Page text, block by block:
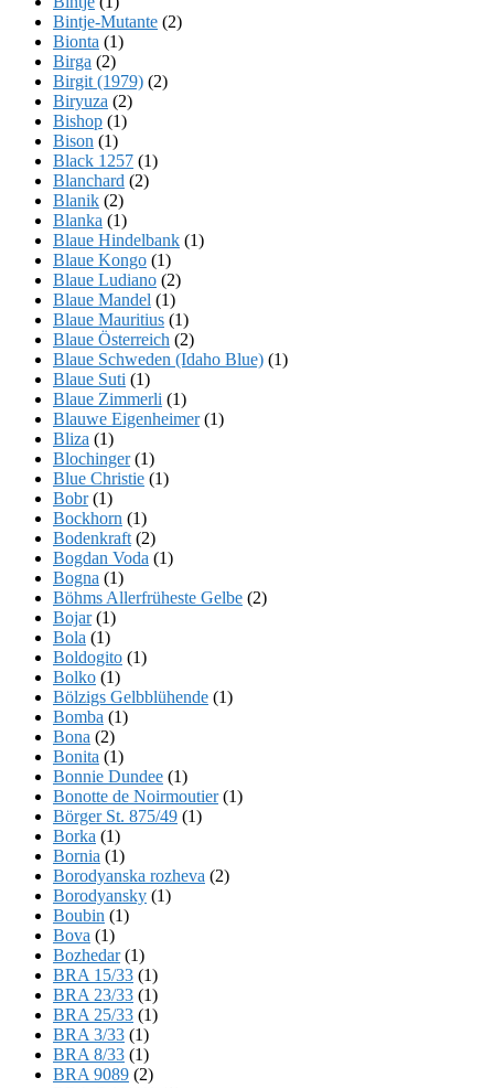
Bintje-Mutante (2)
Bionta (1)
Birga (2)
Birgit (1979) (2)
Biryuza (2)
Bishop (1)
Bison (1)
Black 1257 (1)
Blanchard (2)
Blanik (2)
Blanka (1)
Blaue Hindelbank (1)
Blaue Kongo (1)
Blaue Ludiano (2)
Blaue Mandel (1)
Blaue Mauritius (1)
Blaue Österreich (2)
Blaue Schweden (Idaho Blue) (1)
Blaue Suti (1)
Blaue Zimmerli (1)
Blauwe Eigenheimer(1)
Bliza (1)
Blochinger(1)
Blue Christie (1)
Bobr(1)
Bockhorn (1)
Bodenkraft (2)
Bogdan Voda (1)
Bogna (1)
Böhms Allerfrüheste Gelbe (2)
Bojar(1)
Bola (1)
Boldogito (1)
Bolko (1)
Bölzigs Gelbblühende (1)
Bomba (1)
Bona (2)
Bonita (1)
Bonnie Dundee (1)
Bonotte de Noirmoutier(1)
Börger St. 875/49 (1)
Borka (1)
Bornia (1)
Borodyanska rozheva (2)
Borodyansky (1)
Boubin (1)
Bova (1)
Bozhedar(1)
BRA 15/33 (1)
BRA 23/33 (1)
BRA 25/33 (1)
BRA 3/33 (1)
BRA 8/33 (1)
BRA 9089 (2)